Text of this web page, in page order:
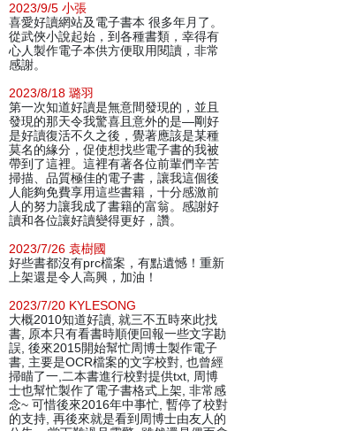
2023/9/5 小張
喜愛好讀網站及電子書本 很多年月了。
從武俠小說起始，到各種書類，幸得有
心人製作電子本供方便取用閱讀，非常
感謝。
2023/8/18 璐羽
第一次知道好讀是無意間發現的，並且
發現的那天令我驚喜且意外的是—剛好
是好讀復活不久之後，覺著應該是某種
莫名的緣分，促使想找些電子書的我被
帶到了這裡。這裡有著各位前輩們辛苦
掃描、品質極佳的電子書，讓我這個後
人能夠免費享用這些書籍，十分感激前
人的努力讓我成了書籍的富翁。感謝好
讀和各位讓好讀變得更好，讚。
2023/7/26 袁樹國
好些書都沒有prc檔案，有點遺憾！重新
上架還是令人高興，加油！
2023/7/20 KYLESONG
大概2010知道好讀, 就三不五時來此找
書, 原本只有看書時順便回報一些文字勘
誤, 後來2015開始幫忙周博士製作電子
書, 主要是OCR檔案的文字校對, 也曾經
掃瞄了一,二本書進行校對提供txt, 周博
士也幫忙製作了電子書格式上架, 非常感
念~ 可惜後來2016年中事忙, 暫停了校對
的支持, 再後來就是看到周博士由友人的